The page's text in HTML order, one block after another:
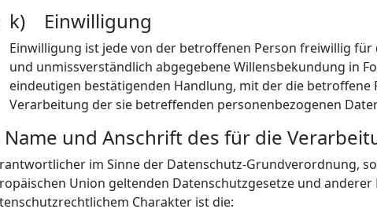
k) Einwilligung
Einwilligung ist jede von der betroffenen Person freiwillig
und unmissverständlich abgegebene Willensbekundung in
eindeutigen bestätigenden Handlung, mit der die betroffene
Verarbeitung der sie betreffenden personenbezogenen
Name und Anschrift des für die
im Sinne der Datenschutz-Grundverordnung,
Union geltenden Datenschutzgesetze und
Charakter ist die: